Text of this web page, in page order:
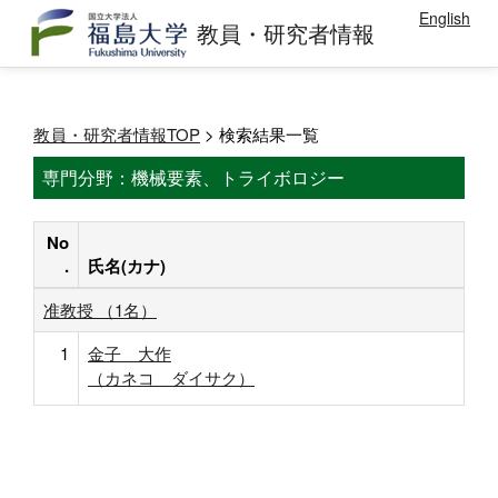
教員・研究者情報 English
教員・研究者情報TOP > 検索結果一覧
専門分野：機械要素、トライボロジー
No
.
氏名(カナ)
准教授 （1名）
1
金子 大作
（カネコ ダイサク）